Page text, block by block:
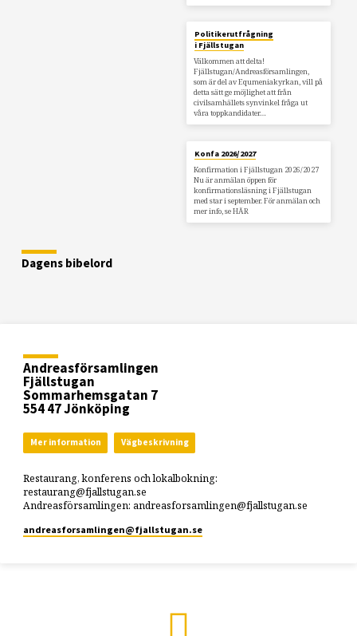
Politikerutfrågning
i Fjällstugan
Välkommen att delta!
Fjällstugan/Andreasförsamlingen,
som är del av Equmeniakyrkan, vill på
detta sätt ge möjlighet att från
civilsamhällets synvinkel fråga ut
våra toppkandidater…
Konfa 2026/2027
Konfirmation i Fjällstugan 2026/2027
Nu är anmälan öppen för
konfirmationsläsning i Fjällstugan
med star i september. För anmälan och
mer info, se HÄR
Dagens bibelord
Andreasförsamlingen
Fjällstugan
Sommarhemsgatan 7
554 47 Jönköping
Mer information Vägbeskrivning
Restaurang, konferens och lokalbokning:
restaurang@fjallstugan.se
Andreasförsamlingen: andreasforsamlingen@fjallstugan.se
andreasforsamlingen​@fjallstugan.se